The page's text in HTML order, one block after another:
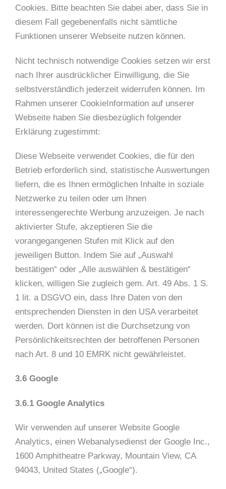
Cookies. Bitte beachten Sie dabei aber, dass Sie in
diesem Fall gegebenenfalls nicht sämtliche
Funktionen unserer Webseite nutzen können.
Nicht technisch notwendige Cookies setzen wir erst
nach Ihrer ausdrücklicher Einwilligung, die Sie
selbstverständlich jederzeit widerrufen können. Im
Rahmen unserer CookieInformation auf unserer
Webseite haben Sie diesbezüglich folgender
Erklärung zugestimmt:
Diese Webseite verwendet Cookies, die für den
Betrieb erforderlich sind, statistische Auswertungen
liefern, die es Ihnen ermöglichen Inhalte in soziale
Netzwerke zu teilen oder um Ihnen
interessengerechte Werbung anzuzeigen. Je nach
aktivierter Stufe, akzeptieren Sie die
vorangegangenen Stufen mit Klick auf den
jeweiligen Button. Indem Sie auf „Auswahl
bestätigen“ oder „Alle auswählen & bestätigen“
klicken, willigen Sie zugleich gem. Art. 49 Abs. 1 S.
1 lit. a DSGVO ein, dass Ihre Daten von den
entsprechenden Diensten in den USA verarbeitet
werden. Dort können ist die Durchsetzung von
Persönlichkeitsrechten der betroffenen Personen
nach Art. 8 und 10 EMRK nicht gewährleistet.
3.6 Google
3.6.1 Google Analytics
Wir verwenden auf unserer Website Google
Analytics, einen Webanalysedienst der Google Inc.,
1600 Amphitheatre Parkway, Mountain View, CA
94043, United States („Google“).